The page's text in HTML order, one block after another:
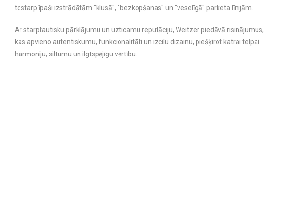
tostarp īpaši izstrādātām "klusā", "bezkopšanas" un "veselīgā" parketa līnijām.
Ar starptautisku pārklājumu un uzticamu reputāciju, Weitzer piedāvā risinājumus,
kas apvieno autentiskumu, funkcionalitāti un izcilu dizainu, piešķirot katrai telpai
harmoniju, siltumu un ilgtspējīgu vērtību.